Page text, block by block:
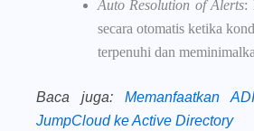
Auto Resolution of Alerts:
secara otomatis ketika
terpenuhi dan
Baca juga:
Memanfaatkan
JumpCloud ke Active Directory